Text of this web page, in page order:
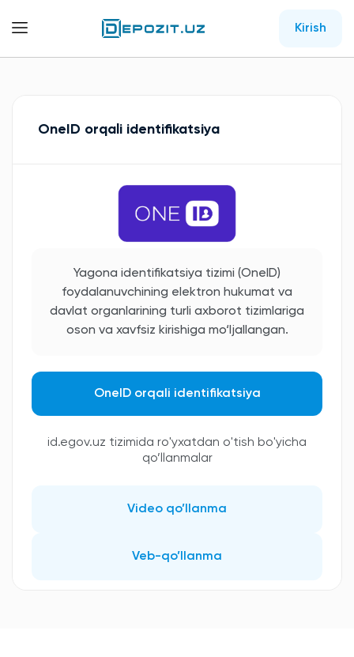
Kirish
OneID orqali identifikatsiya
Yagona identifikatsiya tizimi (OneID)
foydalanuvchining elektron hukumat va
davlat organlarining turli axborot tizimlariga
oson va xavfsiz kirishiga mo‘ljallangan.
OneID orqali identifikatsiya
id.egov.uz tizimida ro'yxatdan o'tish bo'yicha
qo’llanmalar
Video qo’llanma
Veb-qo’llanma